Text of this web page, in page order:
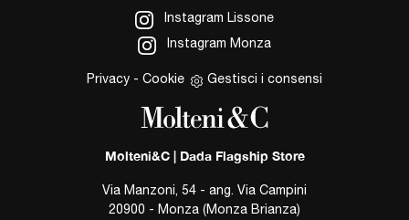
Instagram Lissone
Instagram Monza
Privacy - Cookie Gestisci i consensi
Molteni&C | Dada Flagship Store
Via Manzoni, 54 - ang. Via Campini
20900 - Monza (Monza Brianza)